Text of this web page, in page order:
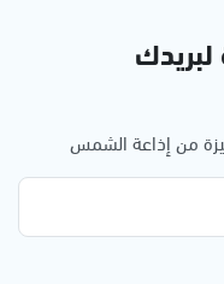
من إذاعة الشمس